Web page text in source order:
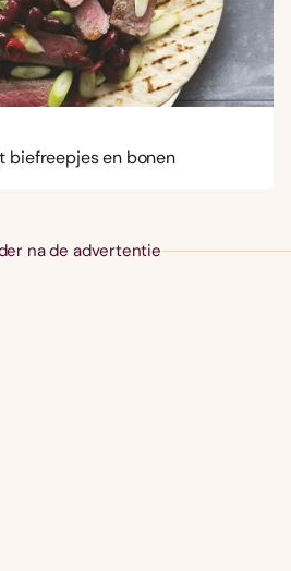
biefreepjes en bonen
na de advertentie